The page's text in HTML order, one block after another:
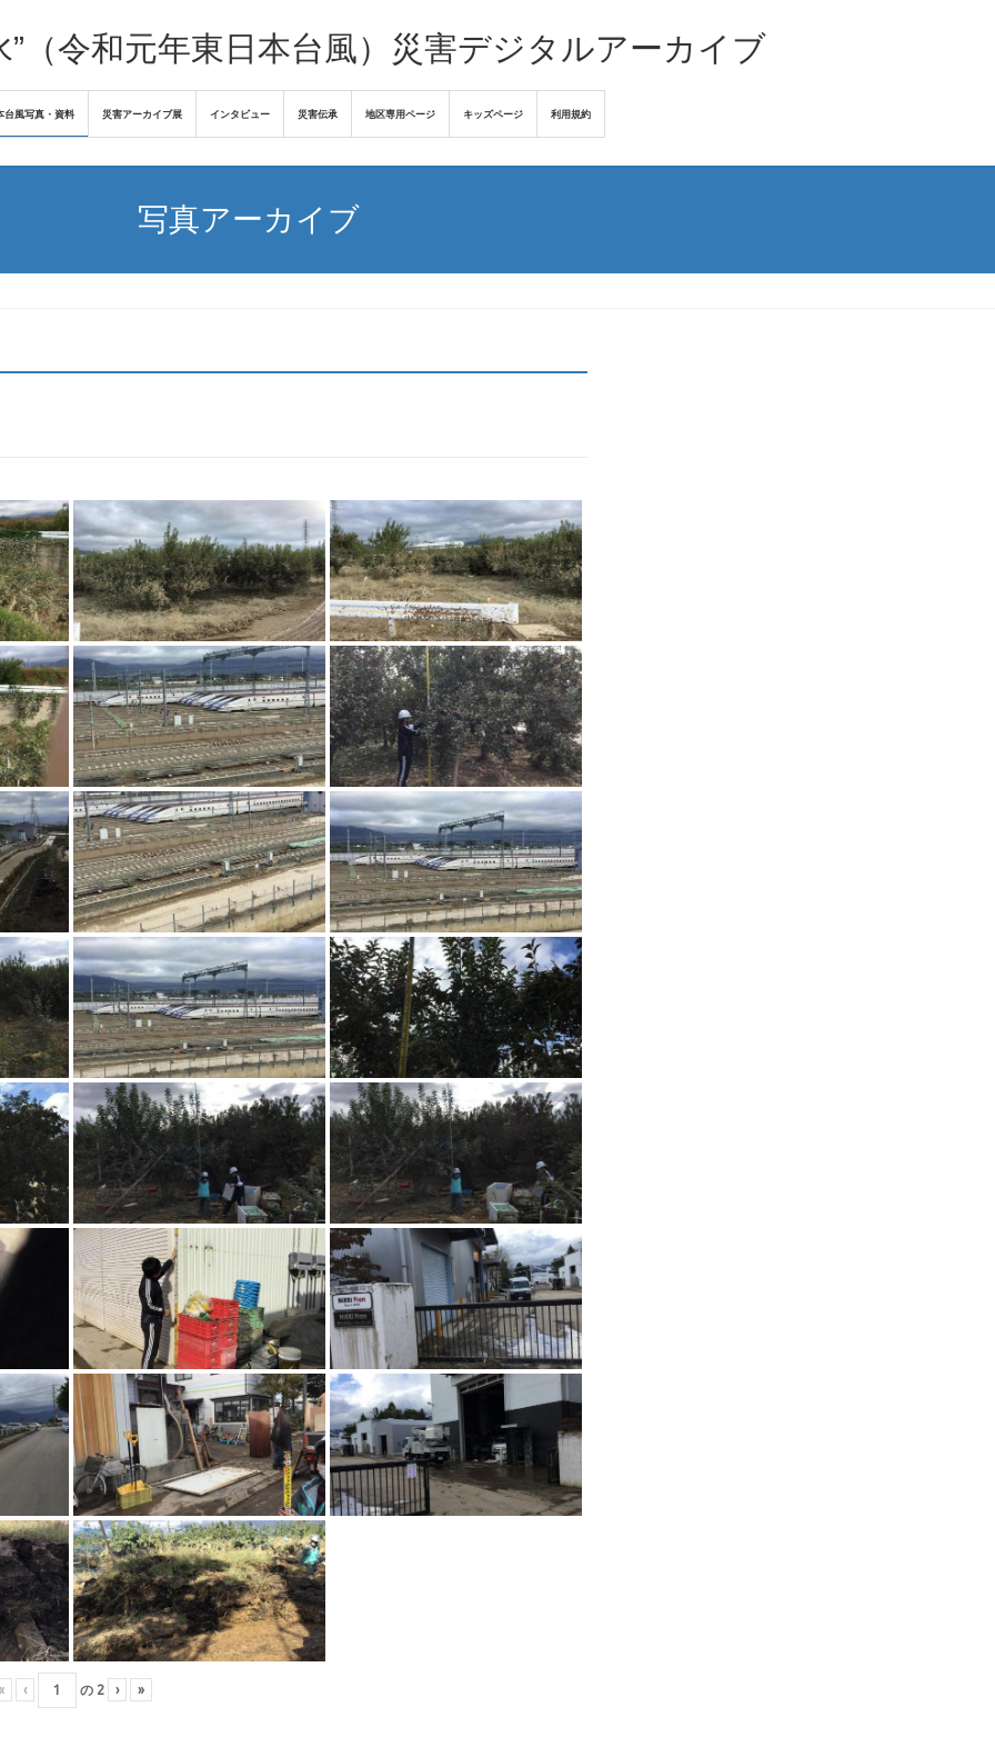
”（令和元年東日本台風）災害デジタルアーカイブ
台風写真・資料 災害アーカイブ展 インタビュー 災害伝承 地区専用ページ キッズページ 利用規約
写真アーカイブ
‹ の 2 › »